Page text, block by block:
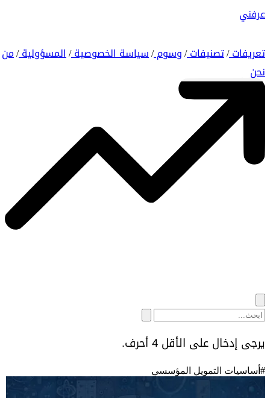
عرفني
تعريفات/ تصنيفات/ وسوم/ سياسة الخصوصية/ المسؤولية/ من
نحن
يرجى إدخال على الأقل 4 أحرف.
# أساسيات التمويل المؤسسي